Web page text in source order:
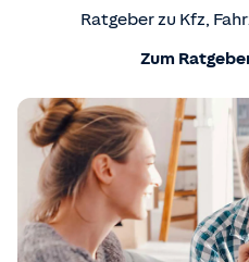
Ratgeber zu Kfz,
Zum